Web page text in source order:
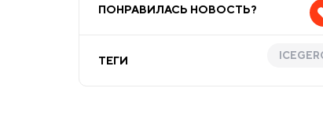
ПОНРАВИЛАСЬ НОВОСТЬ?
ТЕГИ